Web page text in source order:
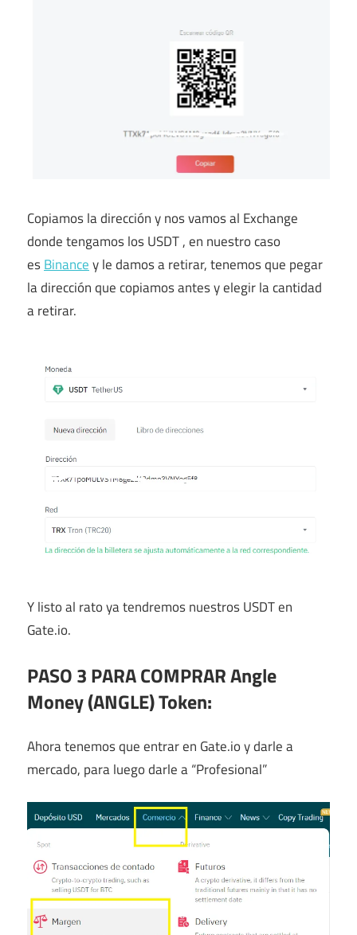
Copiamos la dirección y nos vamos al Exchange
donde tengamos los USDT , en nuestro caso
esBinancey le damos a retirar, tenemos que pegar
la dirección que copiamos antes y elegir la cantidad
a retirar.
Y listo al rato ya tendremos nuestros USDT en
Gate.io.
PASO 3 PARA COMPRAR Angle
Money (ANGLE) Token:
Ahora tenemos que entrar en Gate.io y darle a
mercado, para luego darle a “Profesional”